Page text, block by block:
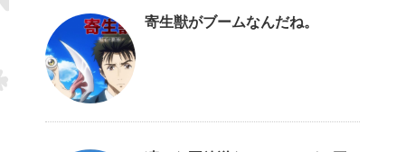
寄生獣がブームなんだね。